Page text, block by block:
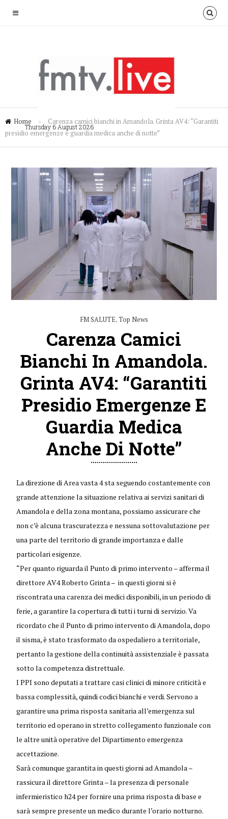
Thursday 6 August 2026
Home »
Carenza camici bianchi in Amandola. Grinta AV4: “Garantiti
presidio emergenze e guardia medica anche di notte”
FM SALUTE,Top News
Carenza Camici
Bianchi In Amandola.
Grinta AV4: “Garantiti
Presidio Emergenze E
Guardia Medica
Anche Di Notte”
La direzione di Area vasta 4 sta seguendo costantemente con
grande attenzione la situazione relativa ai servizi sanitari di
Amandola e della zona montana, possiamo assicurare che
non c’è alcuna trascuratezza e nessuna sottovalutazione per
una parte del territorio di grande importanza e dalle
particolari esigenze.
“Per quanto riguarda il Punto di primo intervento – afferma il
direttore AV4 Roberto Grinta – in questi giorni si è
riscontrata una carenza dei medici disponibili, in un periodo di
ferie, a garantire la copertura di tutti i turni di servizio. Va
ricordato che il Punto di primo intervento di Amandola, dopo
il sisma, è stato trasformato da ospedaliero a territoriale,
pertanto la gestione della continuità assistenziale è passata
sotto la competenza distrettuale.
I PPI sono deputati a trattare casi clinici di minore criticità e
bassa complessità, quindi codici bianchi e verdi. Servono a
garantire una prima risposta sanitaria all’emergenza sul
territorio ed operano in stretto collegamento funzionale con
le altre unità operative del Dipartimento emergenza
accettazione.
Sarà comunque garantita in questi giorni ad Amandola –
rassicura il direttore Grinta – la presenza di personale
infermieristico h24 per fornire una prima risposta di base e
sarà sempre presente un medico durante l’orario notturno.